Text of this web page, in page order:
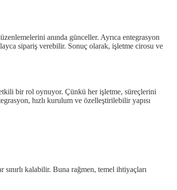
anında günceller. Ayrıca entegrasyon
sipariş verebilir. Sonuç olarak, işletme cirosu ve
bir rol oynuyor. Çünkü her işletme, süreçlerini
hızlı kurulum ve özelleştirilebilir yapısı
kalabilir. Buna rağmen, temel ihtiyaçları